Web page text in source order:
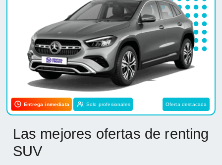
Entrega inmediata Solo profesionales Oferta destacada
Las mejores ofertas de renting
SUV